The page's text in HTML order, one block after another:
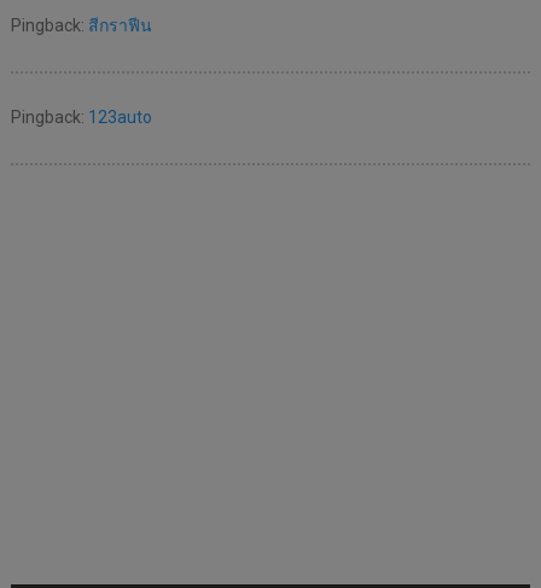
Pingback: สีกราฟีน
Pingback: 123auto